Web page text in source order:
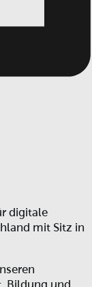
digitale
mit Sitz in